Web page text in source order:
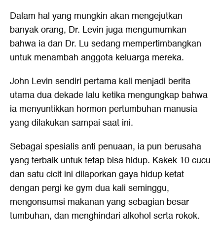
Dalam hal yang mungkin akan mengejutkan
banyak orang, Dr. Levin juga mengumumkan
bahwa ia dan Dr. Lu sedang mempertimbangkan
untuk menambah anggota keluarga mereka.
John Levin sendiri pertama kali menjadi berita
utama dua dekade lalu ketika mengungkap bahwa
ia menyuntikkan hormon pertumbuhan manusia
yang dilakukan sampai saat ini.
Sebagai spesialis anti penuaan, ia pun berusaha
yang terbaik untuk tetap bisa hidup. Kakek 10 cucu
dan satu cicit ini dilaporkan gaya hidup ketat
dengan pergi ke gym dua kali seminggu,
mengonsumsi makanan yang sebagian besar
tumbuhan, dan menghindari alkohol serta rokok.